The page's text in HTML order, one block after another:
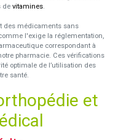
de vitamines.
des médicaments sans
l'exige la réglementation,
correspondant à
pharmacie. Ces vérifications
optimale de l’utilisation des
santé.
et